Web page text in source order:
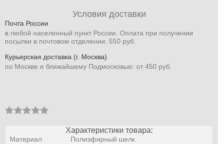
Условия доставки
Почта России
в любой населенный пункт России. Оплата при получении
посылки в почтовом отделении: 550 руб.
Курьерская доставка (г. Москва)
по Москве и ближайшему Подмосковью: от 450 руб.
Характеристики товара:
Материал
Полиэфирный шелк